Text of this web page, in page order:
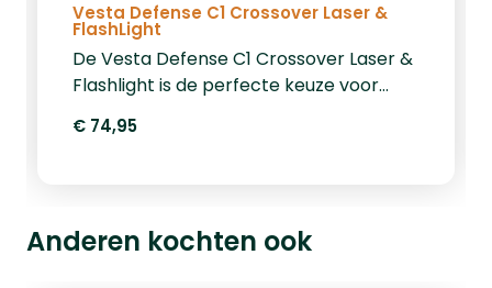
Vesta Defense C1 Crossover Laser &
FlashLight
De Vesta Defense C1 Crossover Laser &
Flashlight is de perfecte keuze voor
krachtige verlichting als nauwkeurige
voor het verlichten van doelen en het
€ 74,95
Anderen kochten ook